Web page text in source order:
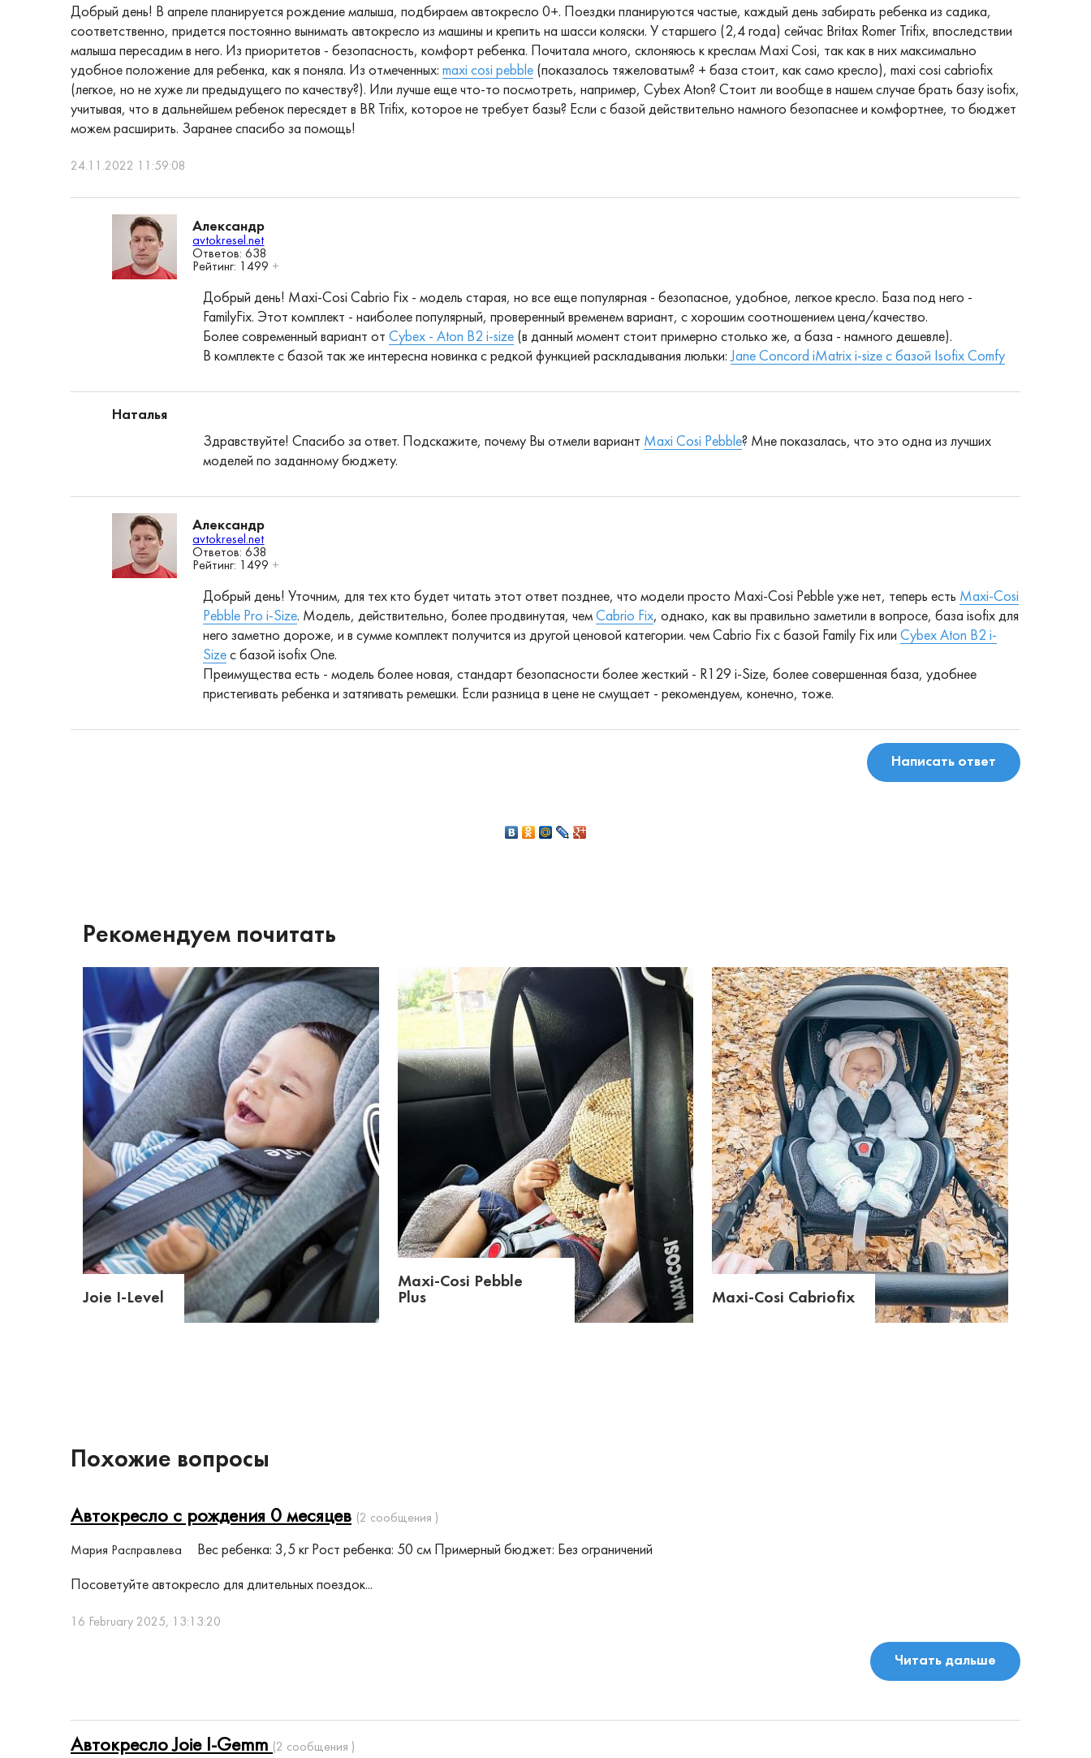
Добрый день! В апреле планируется рождение малыша, подбираем автокресло 0+. Поездки планируются частые, каждый день забирать ребенка из садика,
соответственно, придется постоянно вынимать автокресло из машины и крепить на шасси коляски. У старшего (2,4 года) сейчас Britax Romer Trifix, впоследствии
малыша пересадим в него. Из приоритетов - безопасность, комфорт ребенка. Почитала много, склоняюсь к креслам Maxi Cosi, так как в них максимально
удобное положение для ребенка, как я поняла. Из отмеченных: maxi cosi pebble (показалось тяжеловатым? + база стоит, как само кресло), maxi cosi cabriofix
(легкое, но не хуже ли предыдущего по качеству?). Или лучше еще что-то посмотреть, например, Cybex Aton? Стоит ли вообще в нашем случае брать базу isofix,
учитывая, что в дальнейшем ребенок пересядет в BR Trifix, которое не требует базы? Если с базой действительно намного безопаснее и комфортнее, то бюджет
можем расширить. Заранее спасибо за помощь!
24.11.2022 11:59:08
Александр
avtokresel.net
Ответов: 638
Рейтинг:
1499 +
Добрый день! Maxi-Cosi Cabrio Fix - модель старая, но все еще популярная - безопасное, удобное, легкое кресло. База под него -
FamilyFix. Этот комплект - наиболее популярный, проверенный временем вариант, с хорошим соотношением цена/качество.
Более современный вариант отCybex - Aton B2 i-size (в данный момент стоит примерно столько же, а база - намного дешевле).
В комплекте с базой так же интересна новинка с редкой функцией раскладывания люльки:Jane Concord iMatrix i-size с базой Isofix Comfy
Наталья
Здравствуйте! Спасибо за ответ. Подскажите, почему Вы отмели вариант Maxi Cosi Pebble? Мне показалась, что это одна из лучших
моделей по заданному бюджету.
Александр
avtokresel.net
Ответов: 638
Рейтинг:
1499 +
Добрый день! Уточним, для тех кто будет читать этот ответ позднее, что модели просто Maxi-Cosi Pebble уже нет, теперь есть Maxi-Cosi
Pebble Pro i-Size. Модель, действительно, более продвинутая, чемCabrio Fix, однако, как вы правильно заметили в вопросе, база isofix для
него заметно дороже, и в сумме комплект получится из другой ценовой категории. чем Cabrio Fix с базой Family Fix илиCybex Aton B2 i-
Size с базой isofix One.
Преимущества есть - модель более новая, стандарт безопасности более жесткий - R129 i-Size, более совершенная база, удобнее
пристегивать ребенка и затягивать ремешки. Если разница в цене не смущает - рекомендуем, конечно, тоже.
Написать ответ
Рекомендуем почитать
Joie I-Level
Maxi-Cosi Pebble
Plus
Maxi-Cosi Cabriofix
Похожие вопросы
Автокресло с рождения 0 месяцев (2 сообщения )
Мария Расправлева Вес ребенка: 3,5 кг Рост ребенка: 50 см Примерный бюджет: Без ограничений
Посоветуйте автокресло для длительных поездок...
16 February 2025, 13:13:20
Читать дальше
Автокресло Joie I-Gemm (2 сообщения )